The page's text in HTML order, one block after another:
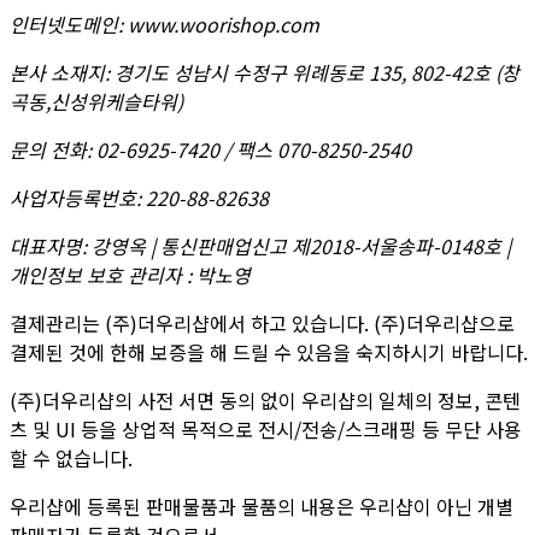
인터넷도메인:www.woorishop.com
본사 소재지:경기도 성남시 수정구 위례동로 135, 802-42호 (창
곡동,신성위케슬타워)
문의 전화:02-6925-7420 / 팩스 070-8250-2540
사업자등록번호:220-88-82638
대표자명:강영옥 | 통신판매업신고 제2018-서울송파-0148호 |
개인정보 보호 관리자 : 박노영
결제관리는 (주)더우리샵에서 하고 있습니다. (주)더우리샵으로
결제된 것에 한해 보증을 해 드릴 수 있음을 숙지하시기 바랍니다.
(주)더우리샵의 사전 서면 동의 없이 우리샵의 일체의 정보, 콘텐
츠 및 UI 등을 상업적 목적으로 전시/전송/스크래핑 등 무단 사용
할 수 없습니다.
우리샵에 등록된 판매물품과 물품의 내용은 우리샵이 아닌 개별